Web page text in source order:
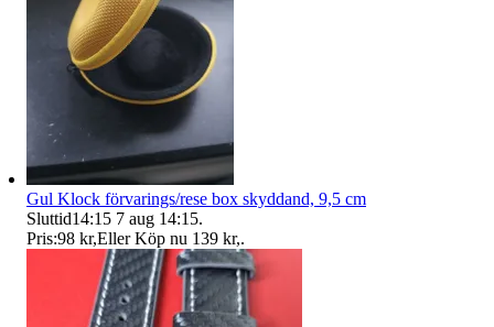
Gul Klock förvarings/rese box skyddand, 9,5 cm
Sluttid14:15 7 aug 14:15.
Pris:98 kr,Eller Köp nu 139 kr,.